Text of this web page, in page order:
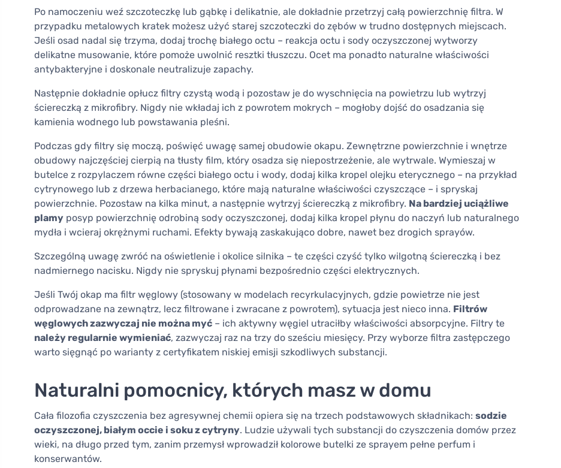
Po namoczeniu weź szczoteczkę lub gąbkę i delikatnie, ale dokładnie przetrzyj całą powierzchnię filtra. W
przypadku metalowych kratek możesz użyć starej szczoteczki do zębów w trudno dostępnych miejscach.
Jeśli osad nadal się trzyma, dodaj trochę białego octu – reakcja octu i sody oczyszczonej wytworzy
delikatne musowanie, które pomoże uwolnić resztki tłuszczu. Ocet ma ponadto naturalne właściwości
antybakteryjne i doskonale neutralizuje zapachy.
Następnie dokładnie opłucz filtry czystą wodą i pozostaw je do wyschnięcia na powietrzu lub wytrzyj
ściereczką z mikrofibry. Nigdy nie wkładaj ich z powrotem mokrych – mogłoby dojść do osadzania się
kamienia wodnego lub powstawania pleśni.
Podczas gdy filtry się moczą, poświęć uwagę samej obudowie okapu. Zewnętrzne powierzchnie i wnętrze
obudowy najczęściej cierpią na tłusty film, który osadza się niepostrzeżenie, ale wytrwale. Wymieszaj w
butelce z rozpylaczem równe części białego octu i wody, dodaj kilka kropel olejku eterycznego – na przykład
cytrynowego lub z drzewa herbacianego, które mają naturalne właściwości czyszczące – i spryskaj
powierzchnie. Pozostaw na kilka minut, a następnie wytrzyj ściereczką z mikrofibry. Na bardziej uciążliwe
plamy posyp powierzchnię odrobiną sody oczyszczonej, dodaj kilka kropel płynu do naczyń lub naturalnego
mydła i wcieraj okrężnymi ruchami. Efekty bywają zaskakująco dobre, nawet bez drogich sprayów.
Szczególną uwagę zwróć na oświetlenie i okolice silnika – te części czyść tylko wilgotną ściereczką i bez
nadmiernego nacisku. Nigdy nie spryskuj płynami bezpośrednio części elektrycznych.
Jeśli Twój okap ma filtr węglowy (stosowany w modelach recyrkulacyjnych, gdzie powietrze nie jest
odprowadzane na zewnątrz, lecz filtrowane i zwracane z powrotem), sytuacja jest nieco inna. Filtrów
węglowych zazwyczaj nie można myć – ich aktywny węgiel utraciłby właściwości absorpcyjne. Filtry te
należy regularnie wymieniać, zazwyczaj raz na trzy do sześciu miesięcy. Przy wyborze filtra zastępczego
warto sięgnąć po warianty z certyfikatem niskiej emisji szkodliwych substancji.
Naturalni pomocnicy, których masz w domu
Cała filozofia czyszczenia bez agresywnej chemii opiera się na trzech podstawowych składnikach: sodzie
oczyszczonej, białym occie i soku z cytryny. Ludzie używali tych substancji do czyszczenia domów przez
wieki, na długo przed tym, zanim przemysł wprowadził kolorowe butelki ze sprayem pełne perfum i
konserwantów.